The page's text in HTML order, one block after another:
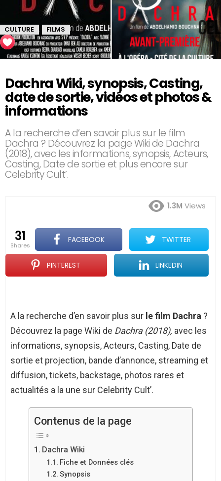
CULTURE , FILMS
Dachra Wiki, synopsis, Casting,
date de sortie, vidéos et photos &
informations
A la recherche d’en savoir plus sur le film
Dachra ? Découvrez la page Wiki de Dachra
(2018), avec les informations, synopsis, Acteurs,
Casting, Date de sortie et plus encore sur
Celebrity Cult’.
1.3M Views
31
shares
FACEBOOK TWITTER
PINTEREST LINKEDIN
A la recherche d’en savoir plus sur le film Dachra ?
Découvrez la page Wiki de Dachra (2018), avec les
informations, synopsis, Acteurs, Casting, Date de
sortie et projection, bande d’annonce, streaming et
diffusion, tickets, backstage, photos rares et
actualités a la une sur Celebrity Cult’.
Contenus de la page
Dachra Wiki
Fiche et Données clés
Synopsis